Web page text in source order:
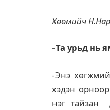
Хөөмийч
-Та урьд нь
-Энэ
хэдэн
нэг тайзан